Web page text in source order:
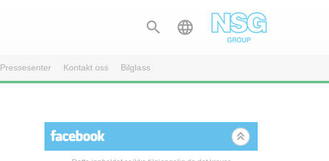
 
Pressesenter Kontakt oss Bilglass